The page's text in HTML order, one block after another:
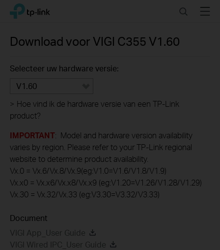
Click
navigation
TP-Link, Reliably Smart SearchMenu
Download voor VIGI C355 V1.60
Selecteer uw hardware versie:
V1.60
> Hoe vind ik de hardware versie van een TP-Link
product?
IMPORTANT: Model and hardware version availability
varies by region. Please refer to your TP-Link regional
website to determine product availability.
Vx.0 = Vx.6/Vx.8/Vx.9(eg:V1.0=V1.6/V1.8/V1.9)
Vx.x0 = Vx.x6/Vx.x8/Vx.x9 (eg:V1.20=V1.26/V1.28/V1.29)
Vx.30 = Vx.32/Vx.33 (eg:V3.30=V3.32/V3.33)
Document
VIGI App_User Guide
VIGI Wired IPC_User Guide